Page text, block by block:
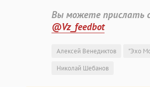
Вы можете прислать
@Vz_feedbot
Алексей Венедиктов "Эхо
Николай Шебанов